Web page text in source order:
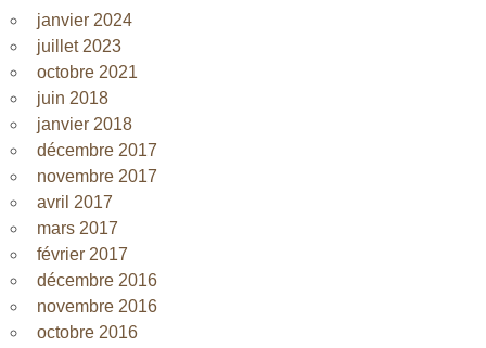
janvier 2024
juillet 2023
octobre 2021
juin 2018
janvier 2018
décembre 2017
novembre 2017
avril 2017
mars 2017
février 2017
décembre 2016
novembre 2016
octobre 2016